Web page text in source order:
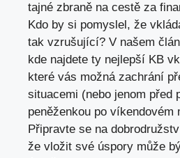
tajné zbraně na cestě za
Kdo by si pomyslel, že
tak vzrušující? V našem
kde najdete ty nejlepší KB
které vás možná zachrání
situacemi (nebo jenom před
peněženkou po víkendovém
Připravte se na
že vložit své úspory může